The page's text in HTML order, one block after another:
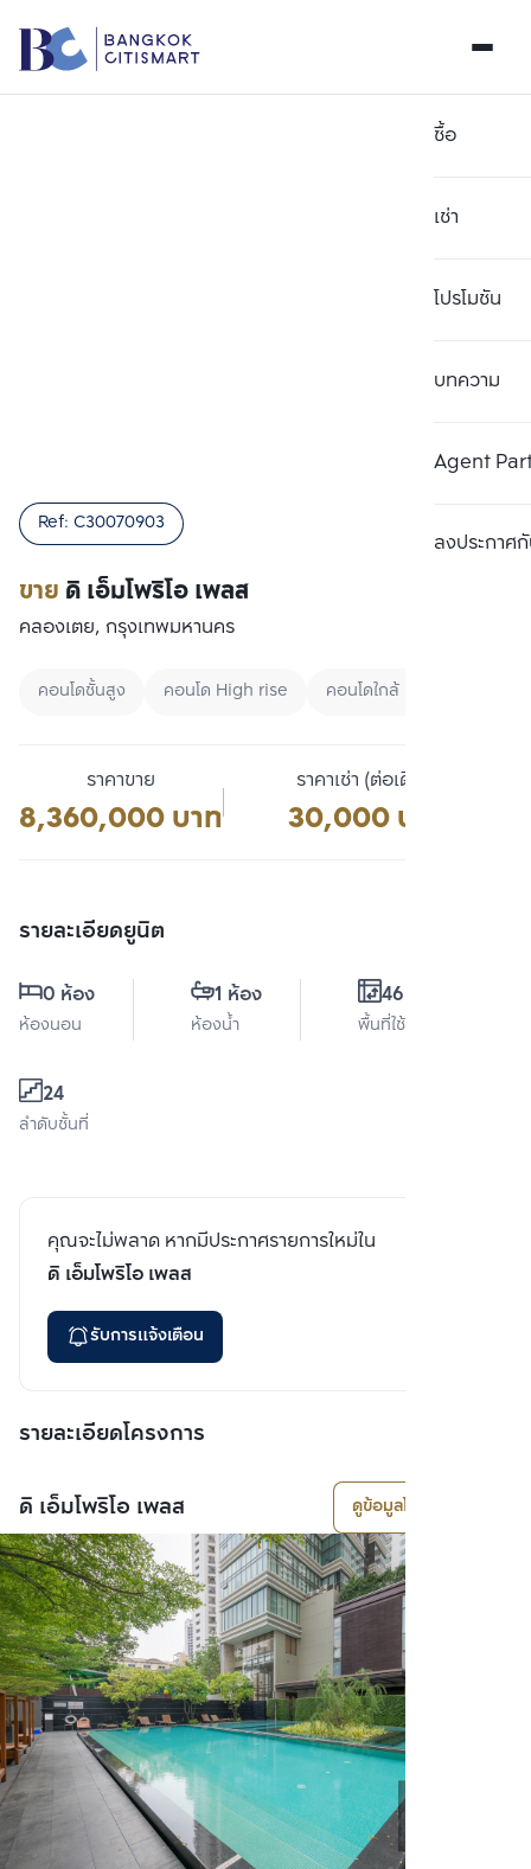
ซื้อ
เช่า
โปรโมชัน
บทความ
Agent
ลงประกาศกั
ขาย ดิ เอ็มโพริโอ เพลส
Ref: C30070903
คลองเตย, กรุงเทพมหานคร
คอนโดชั้นสูง คอนโด High rise คอนโดใกล้ BTS
ราคาขาย
8,360,000 บาท
ราคาเช่า (ต่อเดือน)
30,000 บาท
รายละเอียดยูนิต
0 ห้อง
ห้องนอน
1 ห้อง
ห้องน้ำ
46.2 ตร.ม.
พื้นที่ใช้สอย
24
ลำดับชั้นที่
คุณจะไม่พลาด หากมีประกาศรายการใหม่ใน
ดิ เอ็มโพริโอ เพลส
รับการแจ้งเตือน
รายละเอียดโครงการ
ดิ เอ็มโพริโอ เพลส ดูข้อมูลโครงการ
เปรียบเทียบ